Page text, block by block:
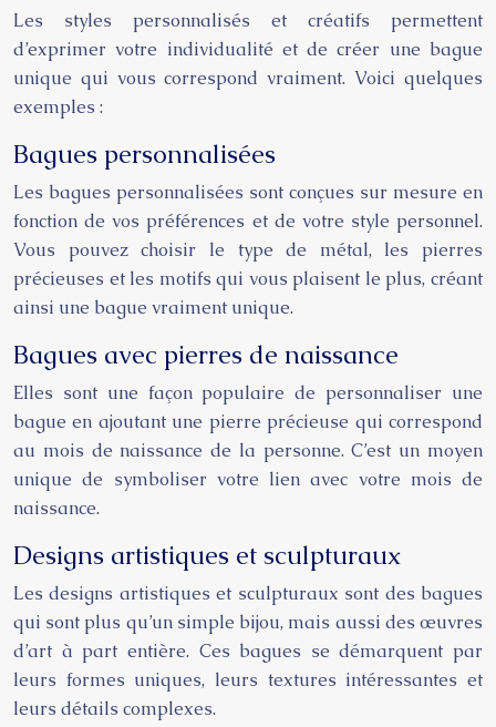
Les styles personnalisés et créatifs permettent
d’exprimer votre individualité et de créer une bague
unique qui vous correspond vraiment. Voici quelques
exemples :
Bagues personnalisées
Les bagues personnalisées sont conçues sur mesure en
fonction de vos préférences et de votre style personnel.
Vous pouvez choisir le type de métal, les pierres
précieuses et les motifs qui vous plaisent le plus, créant
ainsi une bague vraiment unique.
Bagues avec pierres de naissance
Elles sont une façon populaire de personnaliser une
bague en ajoutant une pierre précieuse qui correspond
au mois de naissance de la personne. C’est un moyen
unique de symboliser votre lien avec votre mois de
naissance.
Designs artistiques et sculpturaux
Les designs artistiques et sculpturaux sont des bagues
qui sont plus qu’un simple bijou, mais aussi des œuvres
d’art à part entière. Ces bagues se démarquent par
leurs formes uniques, leurs textures intéressantes et
leurs détails complexes.